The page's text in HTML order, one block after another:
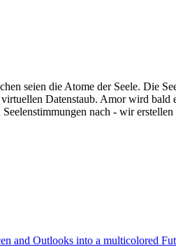
seien die Atome der Seele. Die
Datenstaub. Amor wird bald
nach - wir
and Outlooks into a multicolored